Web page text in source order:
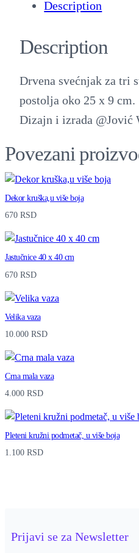
Description
Description
Drvena svećnjak za tri
postolja oko 25 x 9 cm.
Dizajn i izrada @Jović
Povezani
Dekor kruška,u više boja
670 RSD
Jastučnice 40 x 40 cm
670 RSD
Velika vaza
10.000 RSD
Crna mala vaza
4.000 RSD
Pleteni kružni podmetač, u više boja
1.100 RSD
Prijavi se za Newsletter